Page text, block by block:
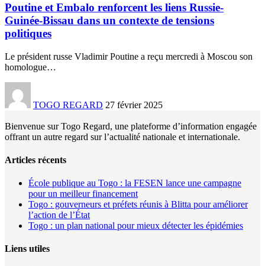
Poutine et Embalo renforcent les liens Russie-
Guinée-Bissau dans un contexte de tensions
politiques
Le président russe Vladimir Poutine a reçu mercredi à Moscou son
homologue…
TOGO REGARD 27 février 2025
Bienvenue sur Togo Regard, une plateforme d’information engagée
offrant un autre regard sur l’actualité nationale et internationale.
Articles récents
École publique au Togo : la FESEN lance une campagne
pour un meilleur financement
Togo : gouverneurs et préfets réunis à Blitta pour améliorer
l’action de l’État
Togo : un plan national pour mieux détecter les épidémies
Liens utiles